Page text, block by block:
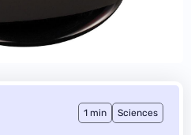
1 min Sciences